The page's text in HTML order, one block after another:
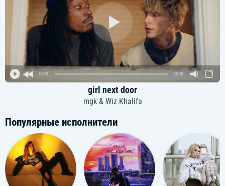
0:00 0:00
girl next door
mgk & Wiz Khalifa
Популярные исполнители